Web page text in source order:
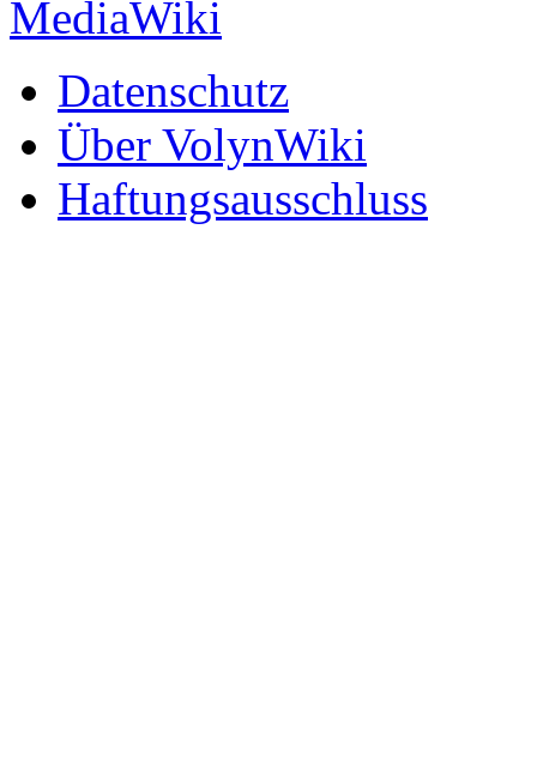
Datenschutz
Über VolynWiki
Haftungsausschluss